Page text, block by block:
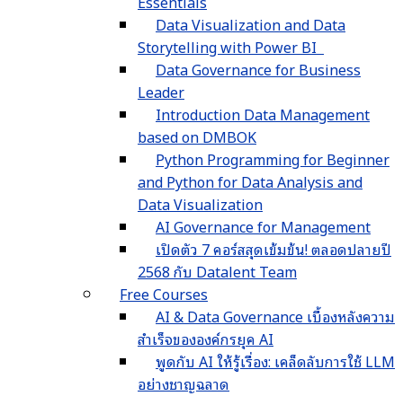
Data Visualization and Data
Storytelling with Power BI
Data Governance for Business
Leader
Introduction Data Management
based on DMBOK
Python Programming for Beginner
and Python for Data Analysis and
Data Visualization
AI Governance for Management
เปิดตัว 7 คอร์สสุดเข้มข้น! ตลอดปลายปี
2568 กับ Datalent Team
Free Courses
AI & Data Governance เบื้องหลังความ
สำเร็จขององค์กรยุค AI
พูดกับ AI ให้รู้เรื่อง: เคล็ดลับการใช้ LLM
อย่างชาญฉลาด